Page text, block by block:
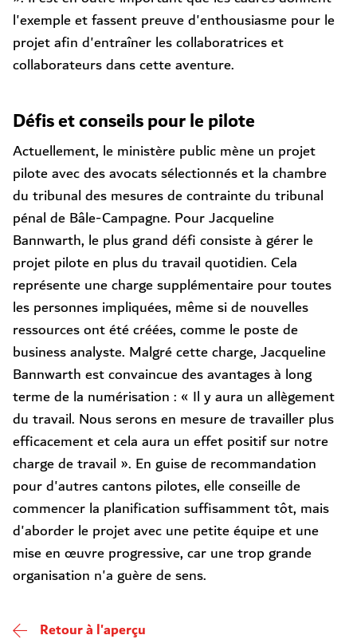
l'exemple et fassent preuve d'enthousiasme pour le
projet afin d'entraîner les collaboratrices et
collaborateurs dans cette aventure.
Défis et conseils pour le pilote
Actuellement, le ministère public mène un projet
pilote avec des avocats sélectionnés et la chambre
du tribunal des mesures de contrainte du tribunal
pénal de Bâle-Campagne. Pour Jacqueline
Bannwarth, le plus grand défi consiste à gérer le
projet pilote en plus du travail quotidien. Cela
représente une charge supplémentaire pour toutes
les personnes impliquées, même si de nouvelles
ressources ont été créées, comme le poste de
business analyste. Malgré cette charge, Jacqueline
Bannwarth est convaincue des avantages à long
terme de la numérisation : « Il y aura un allègement
du travail. Nous serons en mesure de travailler plus
efficacement et cela aura un effet positif sur notre
charge de travail ». En guise de recommandation
pour d'autres cantons pilotes, elle conseille de
commencer la planification suffisamment tôt, mais
d'aborder le projet avec une petite équipe et une
mise en œuvre progressive, car une trop grande
organisation n'a guère de sens.
Retour à l'aperçu